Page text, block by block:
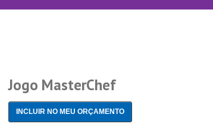
Jogo MasterChef
INCLUIR NO MEU ORÇAMENTO